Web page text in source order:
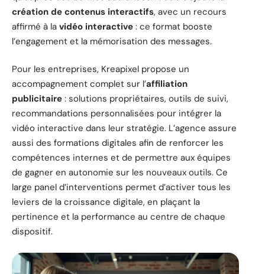
création de contenus interactifs, avec un recours
affirmé à la vidéo interactive : ce format booste
l’engagement et la mémorisation des messages.
Pour les entreprises, Kreapixel propose un
accompagnement complet sur l’affiliation
publicitaire : solutions propriétaires, outils de suivi,
recommandations personnalisées pour intégrer la
vidéo interactive dans leur stratégie. L’agence assure
aussi des formations digitales afin de renforcer les
compétences internes et de permettre aux équipes
de gagner en autonomie sur les nouveaux outils. Ce
large panel d’interventions permet d’activer tous les
leviers de la croissance digitale, en plaçant la
pertinence et la performance au centre de chaque
dispositif.